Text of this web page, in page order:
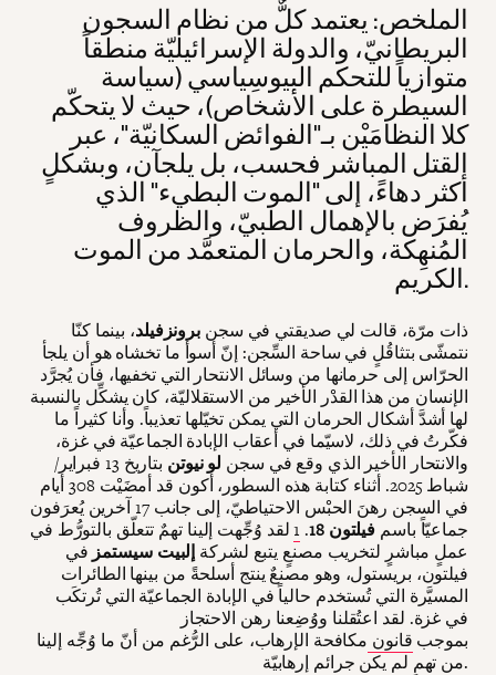
الملخص: يعتمد كلٌّ من نظام السجون
البريطانيّ، والدولة الإسرائيليّة منطقاً
متوازياً للتحكم البيوسِياسي (سياسة
السيطرة على الأشخاص)، حيث لا يتحكّم
كلا النظامَيْن بـ"الفوائض السكانيّة"، عبر
القتل المباشر فحسب، بل يلجآن، وبشكلٍ
أكثر دهاءً، إلى "الموت البطيء" الذي
يُفرَض بالإهمال الطبيّ، والظروف
المُنهِكة، والحرمان المتعمَّد من الموت
الكريم.
ذات مرّة، قالت لي صديقتي في سجن برونزفيلد، بينما كنّا
نتمشّى بتثاقُلٍ في ساحة السِّجن: إنّ أسوأ ما تخشاه هو أن يلجأ
الحرّاس إلى حرمانها من وسائل الانتحار التي تخفيها، فأن يُجرَّد
الإنسان من هذا القدْر الأخير من الاستقلاليّة، كان يشكِّل بالنسبة
لها أشدَّ أشكال الحرمان التي يمكن تخيّلها تعذيباً. وأنا كثيراً ما
فكّرتُ في ذلك، لاسيّما في أعقاب الإبادة الجماعيّة في غزة،
والانتحار الأخير الذي وقع في سجن لو نيوتن
بتاريخ 13 فبراير/
شباط 2025. أثناء كتابة هذه السطور، أكون قد أمضَيْت 308 أيام
في السجن رهنَ الحبْس الاحتياطيّ، إلى جانب 17 آخرين يُعرَفون
جماعيّاً باسم فيلتون 18 .
1لقد وُجِّهت إلينا تهمٌ تتعلّق بالتورُّط في
عملٍ مباشرٍ لتخريب مصنعٍ يتبع لشركة إلبيت سيستمز في
فيلتون، بريستول، وهو مصنعٌ ينتج أسلحةً من بينها الطائرات
المسيَّرة التي تُستخدم حالياً في الإبادة الجماعيّة التي تُرتكَب
في غزة. لقد اعتُقلنا ووُضِعنا رهن الاحتجاز
بموجب قانون مكافحة الإرهاب، على الرُّغم من أنّ ما وُجِّه إلينا
من تهمٍ لم يكن جرائم إرهابيّة.